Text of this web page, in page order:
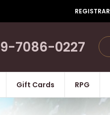
REGISTRAR
9-7086-0227
Gift Cards RPG